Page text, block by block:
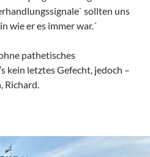
sollten uns
wie er es immer war.´
pathetisches
kein letztes Gefecht, jedoch –
Richard.